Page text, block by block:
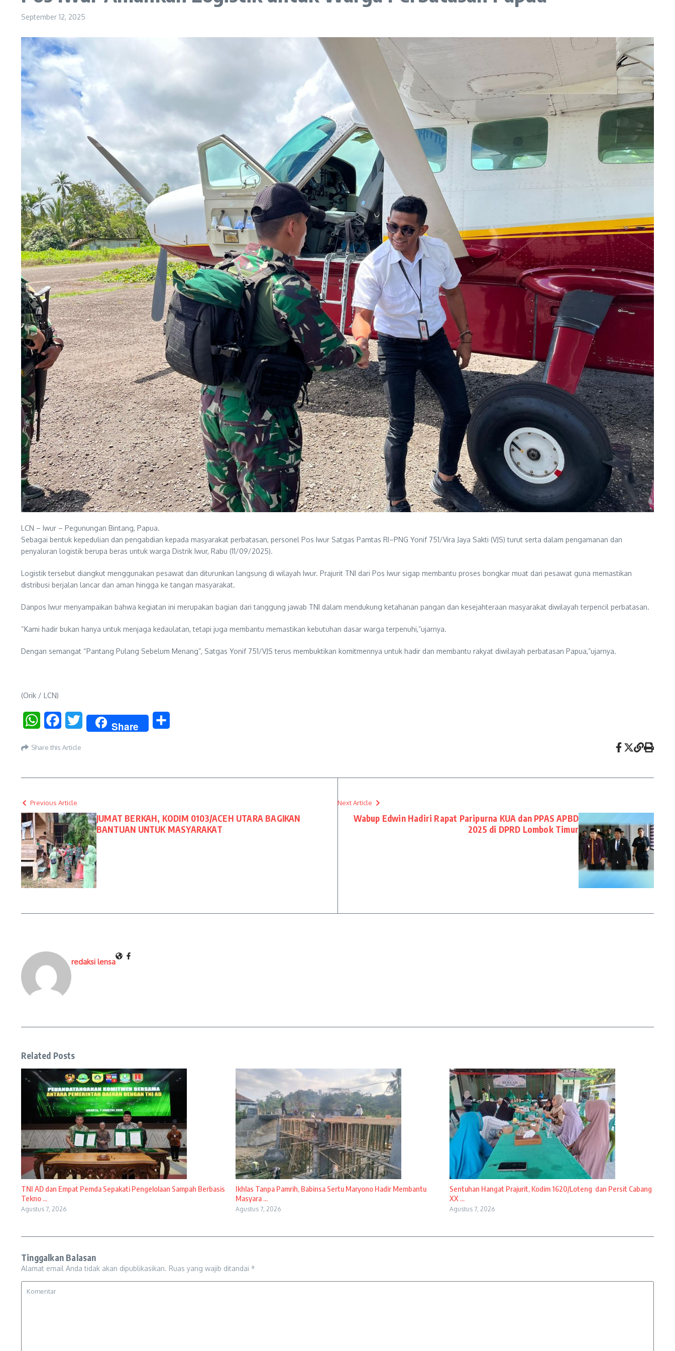
September 12, 2025
LCN – Iwur – Pegunungan Bintang, Papua.
Sebagai bentuk kepedulian dan pengabdian kepada masyarakat perbatasan, personel Pos Iwur Satgas Pamtas RI–PNG Yonif 751/Vira Jaya Sakti (VJS) turut serta dalam pengamanan dan
penyaluran logistik berupa beras untuk warga Distrik Iwur, Rabu (11/09/2025).
Logistik tersebut diangkut menggunakan pesawat dan diturunkan langsung di wilayah Iwur. Prajurit TNI dari Pos Iwur sigap membantu proses bongkar muat dari pesawat guna memastikan
distribusi berjalan lancar dan aman hingga ke tangan masyarakat.
Danpos Iwur menyampaikan bahwa kegiatan ini merupakan bagian dari tanggung jawab TNI dalam mendukung ketahanan pangan dan kesejahteraan masyarakat diwilayah terpencil perbatasan.
“Kami hadir bukan hanya untuk menjaga kedaulatan, tetapi juga membantu memastikan kebutuhan dasar warga terpenuhi,”ujarnya.
Dengan semangat “Pantang Pulang Sebelum Menang”, Satgas Yonif 751/VJS terus membuktikan komitmennya untuk hadir dan membantu rakyat diwilayah perbatasan Papua,”ujarnya.
(Orik / LCN)
WhatsAppFacebookTwitter Share
Share this Article
Previous Article
JUMAT BERKAH, KODIM 0103/ACEH UTARA BAGIKAN
BANTUAN UNTUK MASYARAKAT
Next Article
Wabup Edwin Hadiri Rapat Paripurna KUA dan PPAS APBD
2025 di DPRD Lombok Timur
redaksi lensa
Related Posts
TNI AD dan Empat Pemda Sepakati Pengelolaan Sampah Berbasis
Tekno ...
Agustus 7, 2026
Ikhlas Tanpa Pamrih, Babinsa Sertu Maryono Hadir Membantu
Masyara ...
Agustus 7, 2026
Sentuhan Hangat Prajurit, Kodim 1620/Loteng dan Persit Cabang
XX ...
Agustus 7, 2026
Tinggalkan Balasan
Alamat email Anda tidak akan dipublikasikan. Ruas yang wajib ditandai *